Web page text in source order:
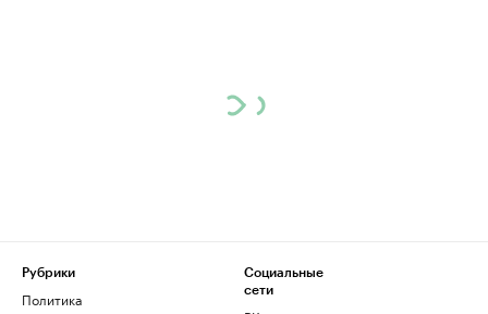
Рубрики
Политика
Социальные
сети